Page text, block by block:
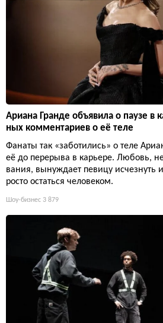
Ариана Гранде объявила о паузе в
ных комментариев о её теле
Фанаты так «заботились» о теле
её до перерыва в карьере. Любовь,
вания, вынуждает певицу исчезнуть
росто остаться человеком.
Шоу-бизнес 3 879